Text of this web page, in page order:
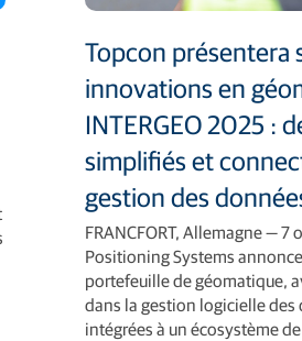
Topcon présentera
innovations en
INTERGEO 2025 :
simplifiés et
gestion des
FRANCFORT, Allemagne —
Positioning Systems
portefeuille de géomatique,
dans la gestion logicielle des
intégrées à un écosystème